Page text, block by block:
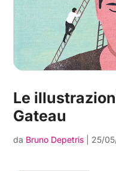
Le
Gateau
da Bruno Depetris 25/